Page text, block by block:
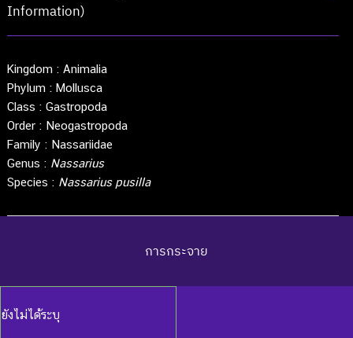
Information)
Kingdom : Animalia
Phylum : Mollusca
Class :Gastropoda
Order : Neogastropoda
Family :Nassariidae
Genus : Nassarius
Species : Nassarius pusilla
การกระจาย
ยังไม่ได้ระบุ